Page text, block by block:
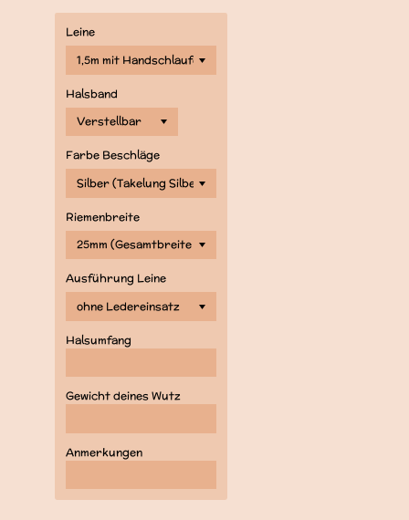
Leine
Halsband
Farbe Beschläge
Riemenbreite
Ausführung Leine
Halsumfang
Gewicht deines Wutz
Anmerkungen